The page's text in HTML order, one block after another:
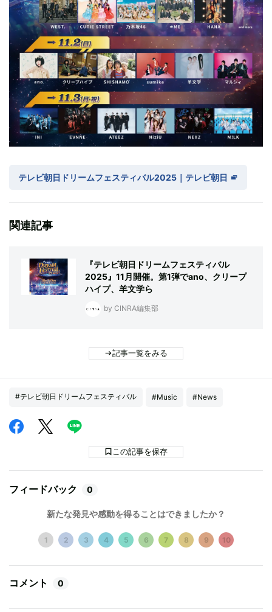
テレビ朝日ドリームフェスティバル2025｜テレビ朝日
関連記事
『テレビ朝日ドリームフェスティバル
2025』11月開催。第1弾でano、クリープ
ハイプ、羊文学ら
by CINRA編集部
記事一覧をみる
#テレビ朝日ドリームフェスティバル #Music #News
この記事を保存
フィードバック 0
新たな発見や感動を得ることはできましたか？
1 2 3 4 5 6 7 8 9 10
コメント 0